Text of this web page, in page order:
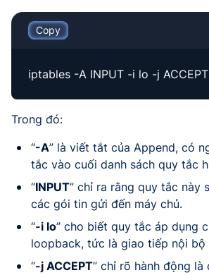
Copy
iptables -A INPUT -i lo -j ACCEPT
Trong đó:
“-A” là viết tắt của Append, có
tắc vào cuối danh sách quy tắc
“INPUT” chỉ ra rằng quy tắc này
các gói tin gửi đến máy chủ.
“-i lo” cho biết quy tắc áp dụng
loopback, tức là giao tiếp nội bộ
“-j ACCEPT” chỉ rõ hành động là